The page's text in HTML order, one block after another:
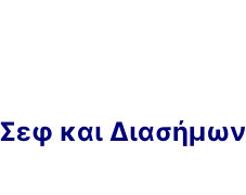
και Διασήμων